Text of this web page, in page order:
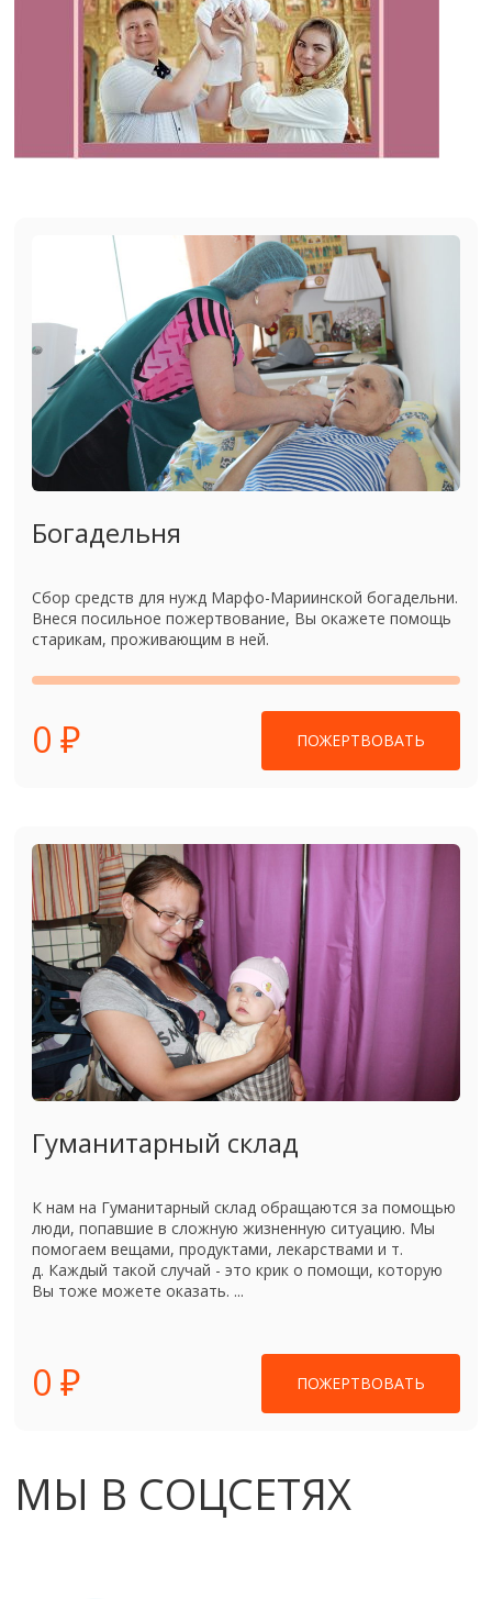
Богадельня
Сбор средств для нужд Марфо-Мариинской богадельни.
Внеся посильное пожертвование, Вы окажете помощь
старикам, проживающим в ней.
0 ₽ ПОЖЕРТВОВАТЬ
Гуманитарный склад
К нам на Гуманитарный склад обращаются за помощью
люди, попавшие в сложную жизненную ситуацию. Мы
помогаем вещами, продуктами, лекарствами и т.
д. Каждый такой случай - это крик о помощи, которую
Вы тоже можете оказать. ...
0 ₽ ПОЖЕРТВОВАТЬ
МЫ В СОЦСЕТЯХ